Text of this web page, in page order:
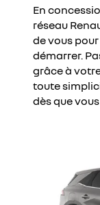
En
réseau
de vous
démarrer.
grâce à
toute
dès que